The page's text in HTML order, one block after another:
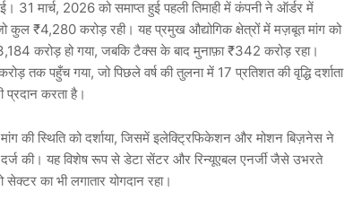
31 मार्च, 2026 को समाप्त हुई पहली तिमाही में कंपनी ने ऑर्डर में
कुल ₹4,280 करोड़ रही। यह प्रमुख औद्योगिक क्षेत्रों में मज़बूत मांग को
करोड़ हो गया, जबकि टैक्स के बाद मुनाफ़ा₹342 करोड़ रहा।
तक पहुँच गया, जो पिछले वर्ष की तुलना में 17 प्रतिशत की वृद्धि दर्शाता
प्रदान करता है।
मांग की स्थिति को दर्शाया, जिसमें इलेक्ट्रिफिकेशन और मोशन बिज़नेस ने
दर्ज की। यह विशेष रूप से डेटा सेंटर और रिन्यूएबल एनर्जी जैसे उभरते
सेक्टर का भी लगातार योगदान रहा।